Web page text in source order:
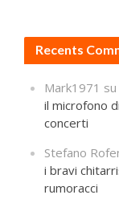
Recents
Mark1971 su
il microfono
concerti
Stefano
i bravi
rumoracci